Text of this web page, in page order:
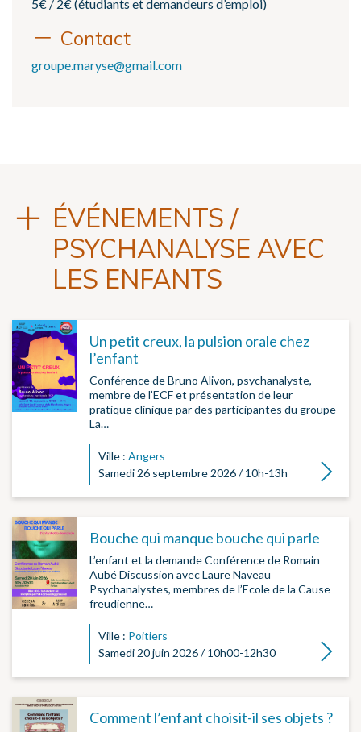
5€ / 2€ (étudiants et demandeurs d’emploi)
Contact
groupe.maryse@gmail.com
ÉVÉNEMENTS /
PSYCHANALYSE AVEC
LES ENFANTS
Un petit creux, la pulsion orale chez
l’enfant
Conférence de Bruno Alivon, psychanalyste,
membre de l’ECF et présentation de leur
pratique clinique par des participantes du groupe
La…
Ville : Angers
Samedi 26 septembre 2026 / 10h-13h
Lire la
Bouche qui manque bouche qui parle
L’enfant et la demande Conférence de Romain
Aubé Discussion avec Laure Naveau
Psychanalystes, membres de l’Ecole de la Cause
freudienne…
Ville : Poitiers
Samedi 20 juin 2026 / 10h00-12h30
Lire la
Comment l’enfant choisit-il ses objets ?